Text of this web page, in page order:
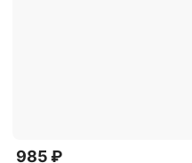
985 ₽